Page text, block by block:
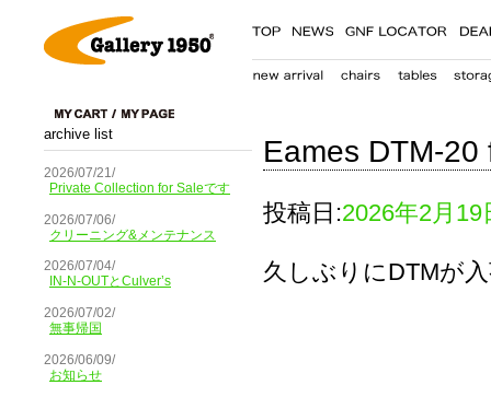
archive list
2026/07/21/
Private Collection for Saleです
2026/07/06/
クリーニング&メンテナンス
2026/07/04/
IN-N-OUTとCulver’s
2026/07/02/
無事帰国
2026/06/09/
お知らせ
Eames DTM-20
投稿日:2026年2月19
久しぶりにDTMが